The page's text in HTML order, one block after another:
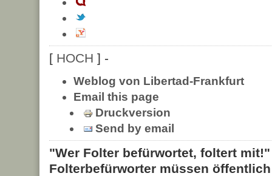
[ HOCH ] -
Weblog von Libertad-Frankfurt
Email this page
Druckversion
Send by email
"Wer Folter befürwortet, foltert
Folterbefürworter müssen